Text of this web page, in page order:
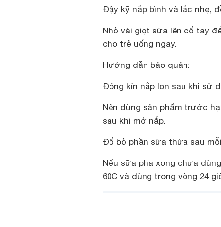
Đậy kỹ nắp bình và lắc nhẹ,
Nhỏ vài giọt sữa lên cổ tay
cho trẻ uống ngay.
Hướng dẫn bảo quản:
Đóng kín nắp lon sau khi sử
Nên dùng sản phẩm trước
sau khi mở nắp.
Đổ bỏ phần sữa thừa sau
Nếu sữa pha xong chưa
60C và dùng trong vòng 24